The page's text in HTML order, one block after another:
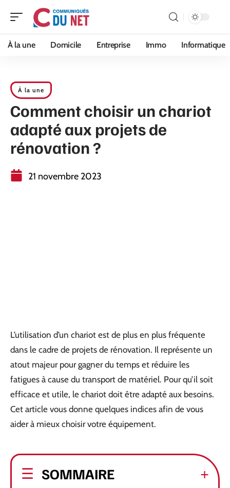
À la une Domicile Entreprise Immo Informatique
À la une
Comment choisir un chariot
adapté aux projets de
rénovation ?
21 novembre 2023
L’utilisation d’un chariot est de plus en plus fréquente
dans le cadre de projets de rénovation. Il représente un
atout majeur pour gagner du temps et réduire les
fatigues à cause du transport de matériel. Pour qu’il soit
efficace et utile, le chariot doit être adapté aux besoins.
Cet article vous donne quelques indices afin de vous
aider à mieux choisir votre équipement.
SOMMAIRE